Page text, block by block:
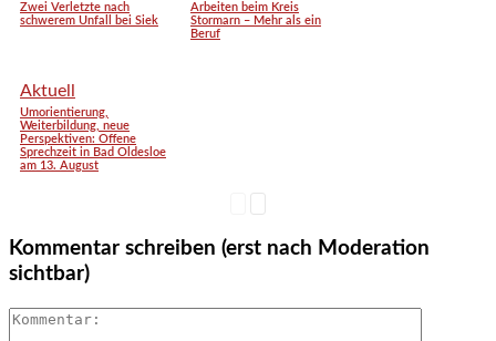
Zwei Verletzte nach
schwerem Unfall bei Siek
Arbeiten beim Kreis
Stormarn – Mehr als ein
Beruf
Aktuell
Umorientierung,
Weiterbildung, neue
Perspektiven: Offene
Sprechzeit in Bad Oldesloe
am 13. August
Kommentar schreiben (erst nach Moderation
sichtbar)